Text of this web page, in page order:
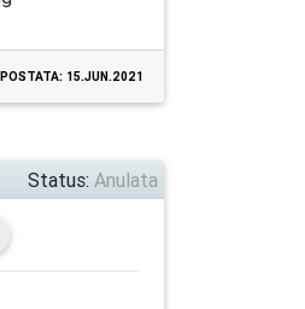
POSTATA: 15.JUN.2021
Status: Anulata